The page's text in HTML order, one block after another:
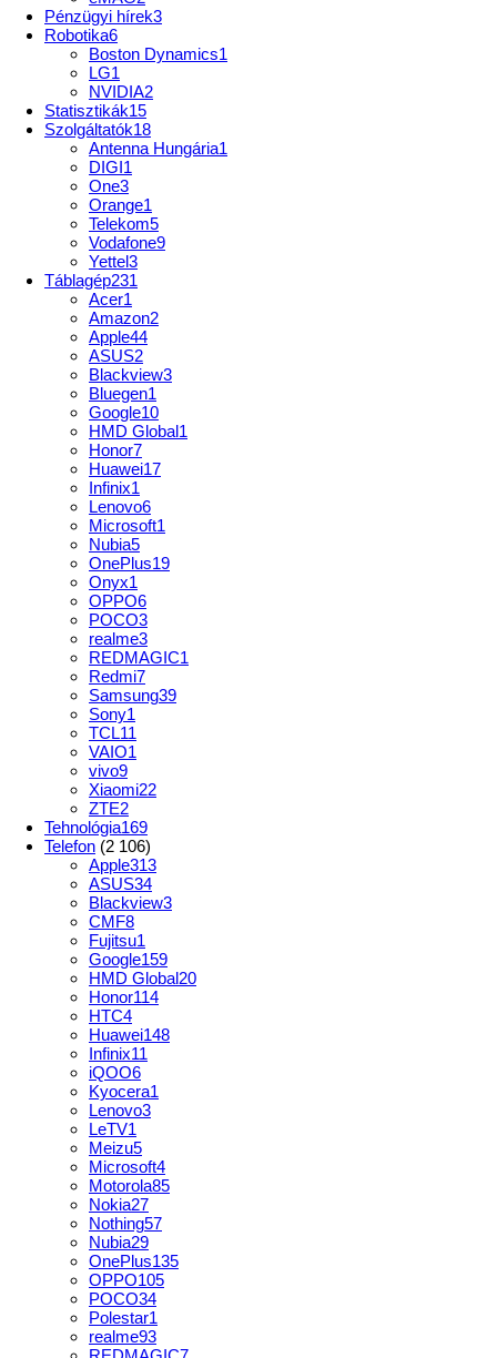
Pénzügyi hírek3
Robotika6
Boston Dynamics1
LG1
NVIDIA2
Statisztikák15
Szolgáltatók18
Antenna Hungária1
DIGI1
One3
Orange1
Telekom5
Vodafone9
Yettel3
Táblagép231
Acer1
Amazon2
Apple44
ASUS2
Blackview3
Bluegen1
Google10
HMD Global1
Honor7
Huawei17
Infinix1
Lenovo6
Microsoft1
Nubia5
OnePlus19
Onyx1
OPPO6
POCO3
realme3
REDMAGIC1
Redmi7
Samsung39
Sony1
TCL11
VAIO1
vivo9
Xiaomi22
ZTE2
Tehnológia169
Telefon (2 106)
Apple313
ASUS34
Blackview3
CMF8
Fujitsu1
Google159
HMD Global20
Honor114
HTC4
Huawei148
Infinix11
iQOO6
Kyocera1
Lenovo3
LeTV1
Meizu5
Microsoft4
Motorola85
Nokia27
Nothing57
Nubia29
OnePlus135
OPPO105
POCO34
Polestar1
realme93